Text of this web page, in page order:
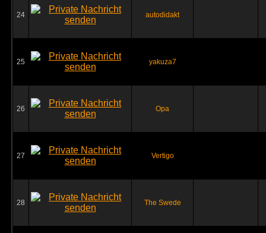
24 autodidakt
25 yakuza7
26 Opa
27 Vertigo
28 The Swede